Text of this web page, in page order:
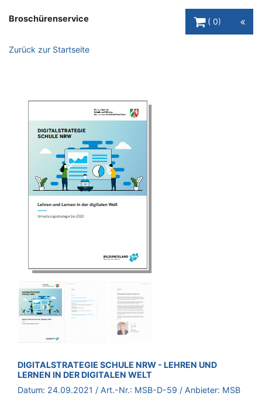
Broschürenservice
0
Zurück zur Startseite
BROSCHÜRE:
DIGITALSTRATEGIE SCHULE NRW - LEHREN UND
LERNEN IN DER DIGITALEN WELT
Datum: 24.09.2021 / Art.-Nr.: MSB-D-59 / Anbieter: MSB